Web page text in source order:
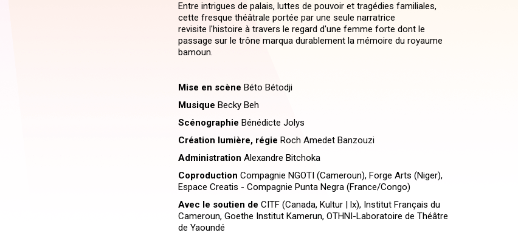
Entre intrigues de palais, luttes de pouvoir et tragédies familiales,
cette fresque théâtrale portée par une seule narratrice
revisite l'histoire à travers le regard d'une femme forte dont le
passage sur le trône marqua durablement la mémoire du royaume
bamoun.
Mise en scène Béto Bétodji
Musique Becky Beh
Scénographie Bénédicte Jolys
Création lumière, régie Roch Amedet Banzouzi
Administration Alexandre Bitchoka
Coproduction Compagnie NGOTI (Cameroun), Forge Arts (Niger),
Espace Creatis - Compagnie Punta Negra (France/Congo)
Avec le soutien de CITF (Canada, Kultur | lx), Institut Français du
Cameroun, Goethe Institut Kamerun, OTHNI-Laboratoire de Théâtre
de Yaoundé